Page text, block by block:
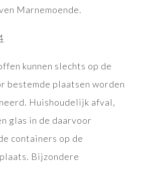
Marnemoende.
kunnen slechts op de
bestemde plaatsen worden
Huishoudelijk afval,
glas in de daarvoor
containers op de
Bijzondere